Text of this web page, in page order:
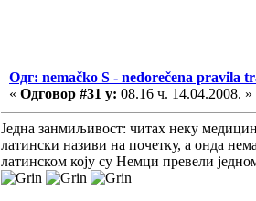
Одг: nemačko S - nedorečena pravila
« Одговор #31 у: 08.16 ч. 14.04.2008. »
Једна занмиљивост: читах неку
латински називи на почетку, а онда
латинском коју су Немци превели